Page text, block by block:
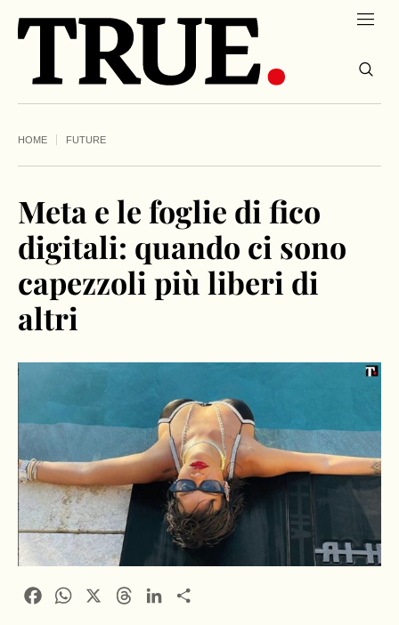
HOME FUTURE
Meta e le foglie di fico
digitali: quando ci sono
capezzoli più liberi di
altri
FacebookWhatsApp ThreadsLinkedIn